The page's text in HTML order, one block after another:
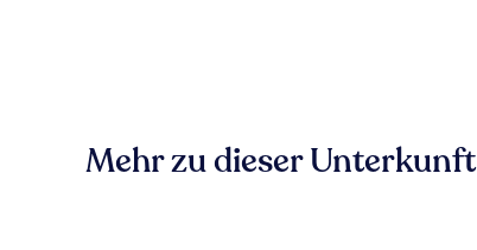
Mehr zu dieser Unterkunft